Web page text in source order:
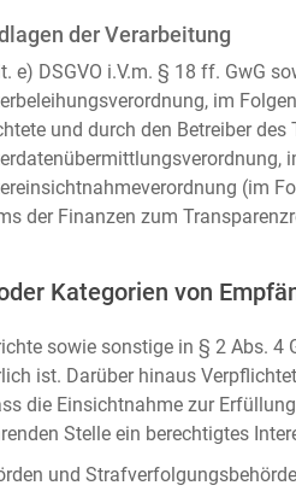
der Verarbeitung
e) DSGVO i.V.m. § 18 ff. GwG
im
und durch den Betreiber
(im
der Finanzen zum
Kategorien von
sowie sonstige in § 2 Abs.
ist. Darüber hinaus
die Einsichtnahme zur
Stelle ein berechtigtes
und